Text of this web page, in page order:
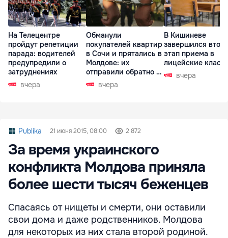
На Телецентре
пройдут репетиции
парада: водителей
предупредили о
затруднениях
вчера
Обманули
покупателей квартир
в Сочи и прятались в
Молдове: их
отправили обратно в
РФ вчера
В Кишиневе
завершился
этап приема в
лицейские
вчера
Publika 21 июня 2015, 08:00 2 872
За время украинского
конфликта Молдова приняла
более шести тысяч беженцев
Спасаясь от нищеты и смерти, они оставили
свои дома и даже родственников. Молдова
для некоторых из них стала второй родиной.